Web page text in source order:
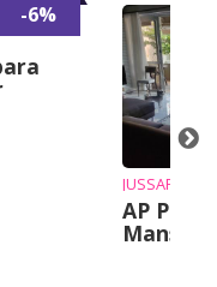
-6%
JUSSARA
AP Praia
Mansa